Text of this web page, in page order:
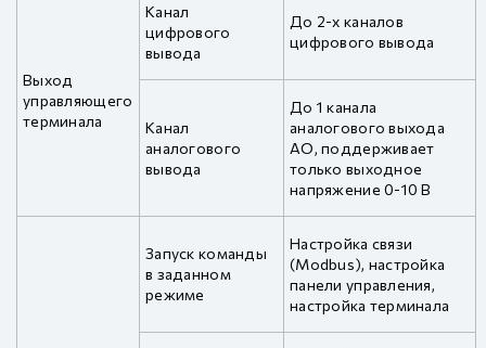
Выход
управляющего
терминала
Канал
цифрового
вывода
До 2-х каналов
цифрового вывода
Канал
аналогового
вывода
До 1 канала
аналогового выхода
AO, поддерживает
только выходное
напряжение 0-10 В
Запуск команды
в заданном
режиме
Настройка связи
(Modbus), настройка
панели управления,
настройка терминала